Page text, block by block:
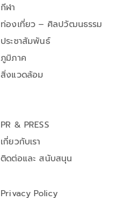
กีฬา
ท่องเที่ยว – ศิลปวัฒนธรรม
ประชาสัมพันธ์
ภูมิภาค
สิ่งแวดล้อม
PR & PRESS
เกี่ยวกับเรา
ติดต่อและ สนับสนุน
Privacy Policy